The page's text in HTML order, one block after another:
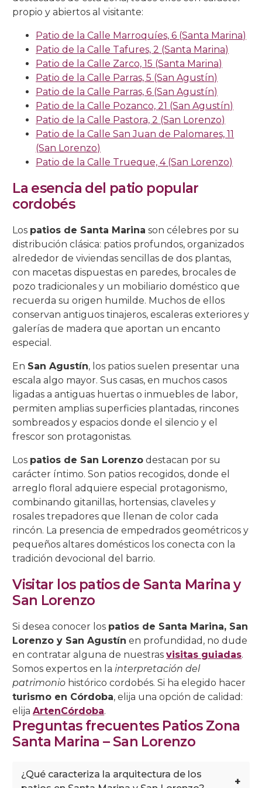
Patio de los Gatos
Patio de los Jardineros
Patio de los Naranjos
Patio del Archivo
Patio del Pozo
Pasión
La Caridad
La Sagrada Cena
Las Angustias
La Soledad
Los Dolores
C/ San Basilio, 22.
C/ San Basilio, 44 (antes 50).
C/ Siete Revueltas, 1
C/ Tinte, 9.
C/ Pozanco, 21.
C/ San Juan de Palomares, 11.
C/ Tafures, 2.
C/ Trueque, 4.
C/ Zarco, 15.
propio y abiertos al visitante:
Patio de la Calle Marroquíes, 6 (Santa Marina)
Patio de la Calle Tafures, 2 (Santa Marina)
Patio de la Calle Zarco, 15 (Santa Marina)
Patio de la Calle Parras, 5 (San Agustín)
Patio de la Calle Parras, 6 (San Agustín)
Patio de la Calle Pozanco, 21 (San Agustín)
Patio de la Calle Pastora, 2 (San Lorenzo)
Patio de la Calle San Juan de Palomares, 11
(San Lorenzo)
Patio de la Calle Trueque, 4 (San Lorenzo)
La esencia del patio popular
cordobés
Los patios de Santa Marina son célebres por su
distribución clásica: patios profundos, organizados
alrededor de viviendas sencillas de dos plantas,
con macetas dispuestas en paredes, brocales de
pozo tradicionales y un mobiliario doméstico que
recuerda su origen humilde. Muchos de ellos
conservan antiguos tinajeros, escaleras exteriores y
galerías de madera que aportan un encanto
especial.
En San Agustín, los patios suelen presentar una
escala algo mayor. Sus casas, en muchos casos
ligadas a antiguas huertas o inmuebles de labor,
permiten amplias superficies plantadas, rincones
sombreados y espacios donde el silencio y el
frescor son protagonistas.
Los patios de San Lorenzo destacan por su
carácter íntimo. Son patios recogidos, donde el
arreglo floral adquiere especial protagonismo,
combinando gitanillas, hortensias, claveles y
rosales trepadores que llenan de color cada
rincón. La presencia de empedrados geométricos y
pequeños altares domésticos los conecta con la
tradición devocional del barrio.
Visitar los patios de Santa Marina y
San Lorenzo
Si desea conocer los patios de Santa Marina, San
Lorenzo y San Agustín en profundidad, no dude
en contratar alguna de nuestrasvisitas guiadas.
Somos expertos en lainterpretación del
patrimonio histórico cordobés. Si ha elegido hacer
turismo en Córdoba, elija una opción de calidad:
elijaArtenCórdoba.
Preguntas frecuentes Patios Zona
Santa Marina – San Lorenzo
¿Qué caracteriza la arquitectura de los
+